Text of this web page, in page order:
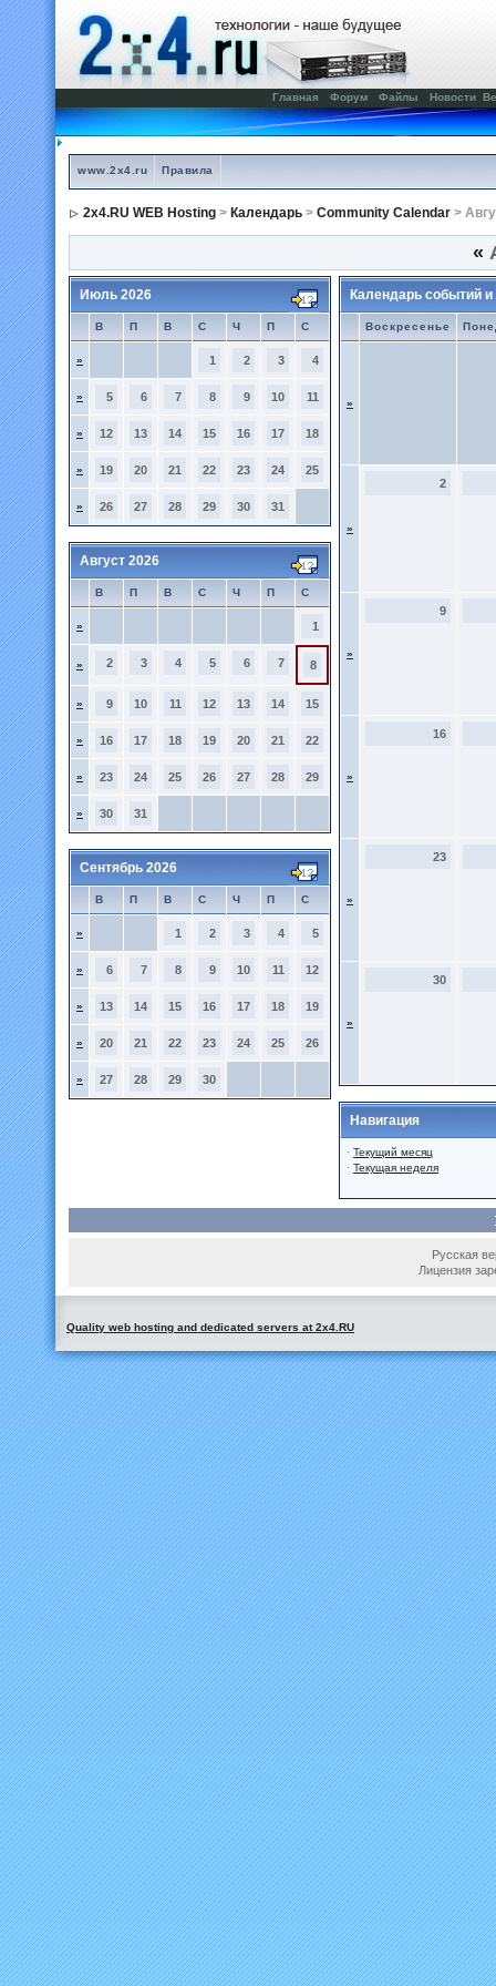
Главная Форум Файлы Новости
www.2x4.ru Правила
2x4.RU WEB Hosting > Календарь > Community Calendar >
«
Июль 2026
В П В С Ч П С
» 1 2 3 4
» 5 6 7 8 9 10 11
» 12 13 14 15 16 17 18
» 19 20 21 22 23 24 25
» 26 27 28 29 30 31
Август 2026
В П В С Ч П С
» 1
» 2 3 4 5 6 7 8
» 9 10 11 12 13 14 15
» 16 17 18 19 20 21 22
» 23 24 25 26 27 28 29
» 30 31
Сентябрь 2026
В П В С Ч П С
» 1 2 3 4 5
» 6 7 8 9 10 11 12
» 13 14 15 16 17 18 19
» 20 21 22 23 24 25 26
» 27 28 29 30
Календарь событий
Воскресенье
»
»
2
»
9
»
16
»
23
»
30
Навигация
· Текущий месяц
· Текущая неделя
Русская
Лицензия
Quality web hosting and dedicated servers at 2x4.RU